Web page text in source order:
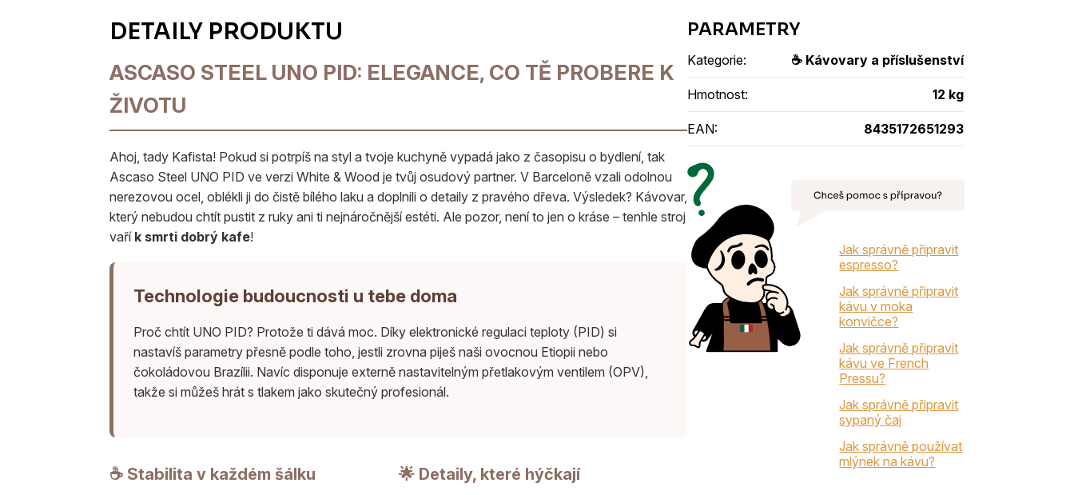
ASCASO STEEL UNO PID: ELEGANCE, CO TĚ PROBERE K
ŽIVOTU
Ahoj, tady Kafista! Pokud si potrpíš na styl a tvoje kuchyně vypadá jako z časopisu o bydlení, tak
Ascaso Steel UNO PID ve verzi White & Wood je tvůj osudový partner. V Barceloně vzali odolnou
nerezovou ocel, oblékli ji do čistě bílého laku a doplnili o detaily z pravého dřeva. Výsledek? Kávovar,
který nebudou chtít pustit z ruky ani ti nejnáročnější estéti. Ale pozor, není to jen o kráse – tenhle stroj
vaří k smrti dobrý kafe!
Technologie budoucnosti u tebe doma
Proč chtít UNO PID? Protože ti dává moc. Díky elektronické regulaci teploty (PID) si
nastavíš parametry přesně podle toho, jestli zrovna piješ naši ovocnou Etiopii nebo
čokoládovou Brazílii. Navíc disponuje externě nastavitelným přetlakovým ventilem (OPV),
takže si můžeš hrát s tlakem jako skutečný profesionál.
☕ Stabilita v každém šálku 🌟 Detaily, které hýčkají
Kategorie: ☕ Kávovary a příslušenství
Hmotnost: 12 kg
EAN: 8435172651293
Jak správně připravit
espresso?
Jak správně připravit
kávu v moka
konvičce?
Jak správně připravit
kávu ve French
Pressu?
Jak správně připravit
sypaný čaj
Jak správně používat
mlýnek na kávu?